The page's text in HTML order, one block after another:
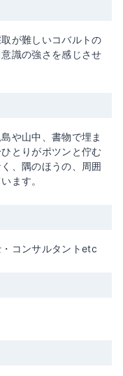
が難しいコバルトの
識の強さを感じさせ
や山中、書物で埋ま
とりがポツンと佇む
、隅のほうの、周囲
ます。
コンサルタントetc